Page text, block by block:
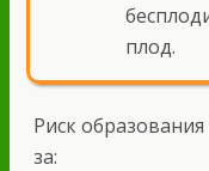
плод.
Риск
за: